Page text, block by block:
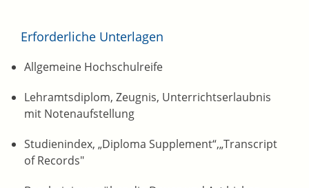
Erforderliche Unterlagen
Allgemeine Hochschulreife
Lehramtsdiplom, Zeugnis, Unterrichtserlaubnis
mit Notenaufstellung
Studienindex, „Diploma Supplement“,„Transcript
of Records"